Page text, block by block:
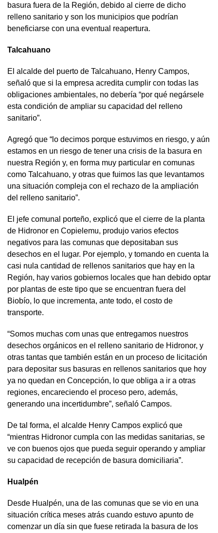
basura fuera de la Región, debido al cierre de dicho
relleno sanitario y son los municipios que podrían
beneficiarse con una eventual reapertura.
Talcahuano
El alcalde del puerto de Talcahuano, Henry Campos,
señaló que si la empresa acredita cumplir con todas las
obligaciones ambientales, no debería “por qué negársele
esta condición de ampliar su capacidad del relleno
sanitario”.
Agregó que “lo decimos porque estuvimos en riesgo, y aún
estamos en un riesgo de tener una crisis de la basura en
nuestra Región y, en forma muy particular en comunas
como Talcahuano, y otras que fuimos las que levantamos
una situación compleja con el rechazo de la ampliación
del relleno sanitario”.
El jefe comunal porteño, explicó que el cierre de la planta
de Hidronor en Copielemu, produjo varios efectos
negativos para las comunas que depositaban sus
desechos en el lugar. Por ejemplo, y tomando en cuenta la
casi nula cantidad de rellenos sanitarios que hay en la
Región, hay varios gobiernos locales que han debido optar
por plantas de este tipo que se encuentran fuera del
Biobío, lo que incrementa, ante todo, el costo de
transporte.
“Somos muchas com unas que entregamos nuestros
desechos orgánicos en el relleno sanitario de Hidronor, y
otras tantas que también están en un proceso de licitación
para depositar sus basuras en rellenos sanitarios que hoy
ya no quedan en Concepción, lo que obliga a ir a otras
regiones, encareciendo el proceso pero, además,
generando una incertidumbre”, señaló Campos.
De tal forma, el alcalde Henry Campos explicó que
“mientras Hidronor cumpla con las medidas sanitarias, se
ve con buenos ojos que pueda seguir operando y ampliar
su capacidad de recepción de basura domiciliaria”.
Hualpén
Desde Hualpén, una de las comunas que se vio en una
situación crítica meses atrás cuando estuvo apunto de
comenzar un día sin que fuese retirada la basura de los